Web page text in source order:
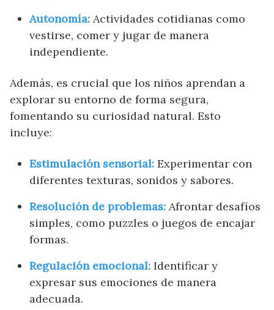
Autonomía: Actividades cotidianas como
vestirse, comer y jugar de manera
independiente.
Además, es crucial que los niños aprendan a
explorar su entorno de forma segura,
fomentando su curiosidad natural. Esto
incluye:
Estimulación sensorial: Experimentar con
diferentes texturas, sonidos y sabores.
Resolución de problemas: Afrontar desafíos
simples, como puzzles o juegos de encajar
formas.
Regulación emocional: Identificar y
expresar sus emociones de manera
adecuada.